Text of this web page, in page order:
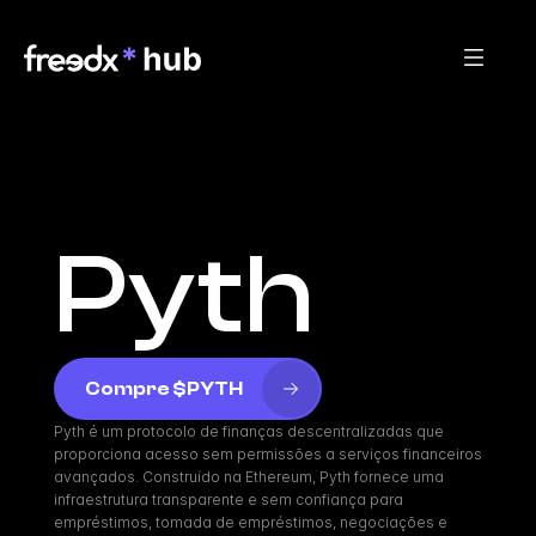
Pyth
Compre $PYTH
Pyth é um protocolo de finanças descentralizadas que
proporciona acesso sem permissões a serviços financeiros
avançados. Construído na Ethereum, Pyth fornece uma
infraestrutura transparente e sem confiança para
empréstimos, tomada de empréstimos, negociações e